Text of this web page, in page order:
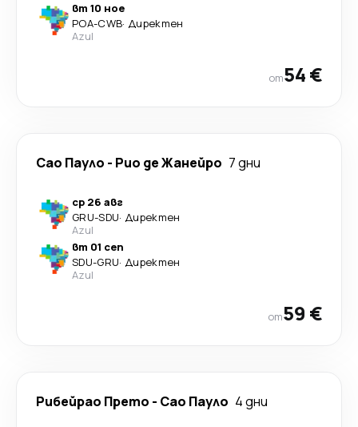
вт 10 ное
POA-CWB· Директен
Azul
от54 €
Сао Пауло - Рио де Жанейро 7 дни
ср 26 авг
GRU-SDU· Директен
Azul
вт 01 сеп
SDU-GRU· Директен
Azul
от59 €
Рибейрао Прето - Сао Пауло 4 дни